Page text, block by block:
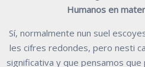
Humanos en
Sí, normalmente nun suel
les cifres redondes, pero nesti
significativa y que pensamos